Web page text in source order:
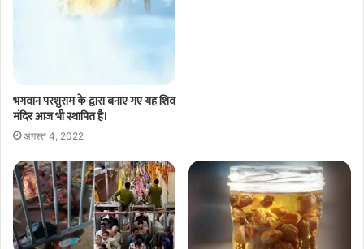
भगवान परशुराम के द्वारा बनाए गए यह शिव
मंदिर आज भी स्थापित है।
अगस्त 4, 2022